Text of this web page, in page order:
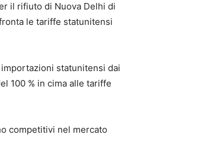
il rifiuto di Nuova Delhi di
le tariffe statunitensi
statunitensi dai
100 % in cima alle tariffe
competitivi nel mercato